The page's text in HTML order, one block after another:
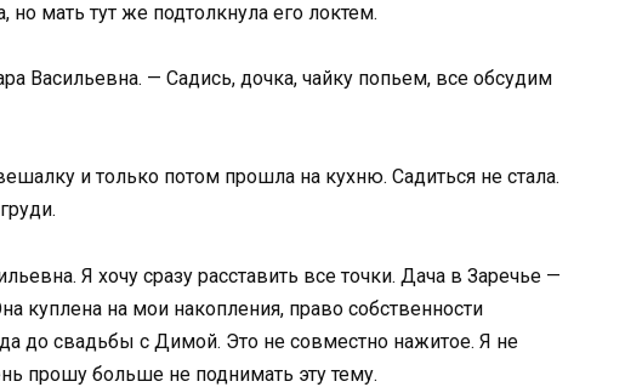
но мать тут же подтолкнула его локтем.
Васильевна. — Садись, дочка, чайку попьем, все обсудим
и только потом прошла на кухню. Садиться не стала.
Я хочу сразу расставить все точки. Дача в Заречье —
куплена на мои накопления, право собственности
до свадьбы с Димой. Это не совместно нажитое. Я не
прошу больше не поднимать эту тему.